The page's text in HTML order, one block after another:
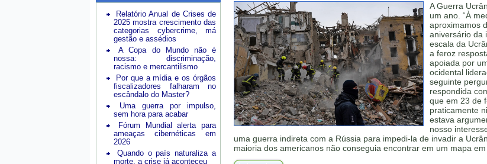
Relatório Anual de Crises de
2025 mostra crescimento das
categorias cybercrime, má
gestão e assédios
A Copa do Mundo não é
nossa: discriminação,
racismo e mercantilismo
Por que a mídia e os órgãos
fiscalizadores falharam no
escândalo do Master?
Uma guerra por impulso,
sem hora para acabar
Fórum Mundial alerta para
ameaças cibernéticas em
2026
Quando o país naturaliza a
morte, a crise já aconteceu
A Guerra
um ano. “À
aproximamos
aniversário da
escala da
a feroz
apoiada por
ocidental
seguinte
respondida
que em 23 de
praticamente
estava
nosso
uma guerra indireta com a Rússia para impedi-la de invadir a
maioria dos americanos não conseguia encontrar em um mapa